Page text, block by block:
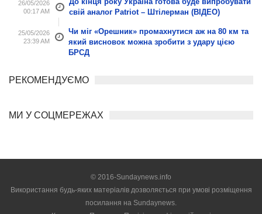
26/05/2026
00:17 AM
свій аналог Patriot – Штілерман (ВІДЕО)
25/05/2026
23:39 AM
Чи міг «Орешник» промахнутися аж на 80 км та
який висновок можна зробити з удару цією
БРСД
РЕКОМЕНДУЄМО
МИ У СОЦМЕРЕЖАХ
© 2016-Sundaynews.info
Використання будь-яких матеріалів дозволяється при умові розміщення
посилання на Sundaynews.